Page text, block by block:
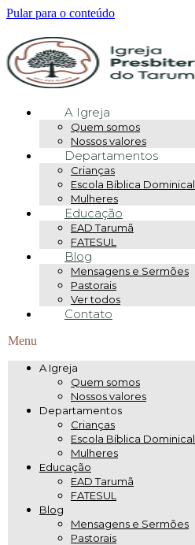
Pular para o conteúdo
A Igreja
Quem somos
Nossos valores
Departamentos
Crianças
Escola Bíblica Dominical
Mulheres
Educação
EAD Tarumã
FATESUL
Blog
Mensagens e Sermões
Pastorais
Ver todos
Contato
Menu
A Igreja
Quem somos
Nossos valores
Departamentos
Crianças
Escola Bíblica Dominical
Mulheres
Educação
EAD Tarumã
FATESUL
Blog
Mensagens e Sermões
Pastorais